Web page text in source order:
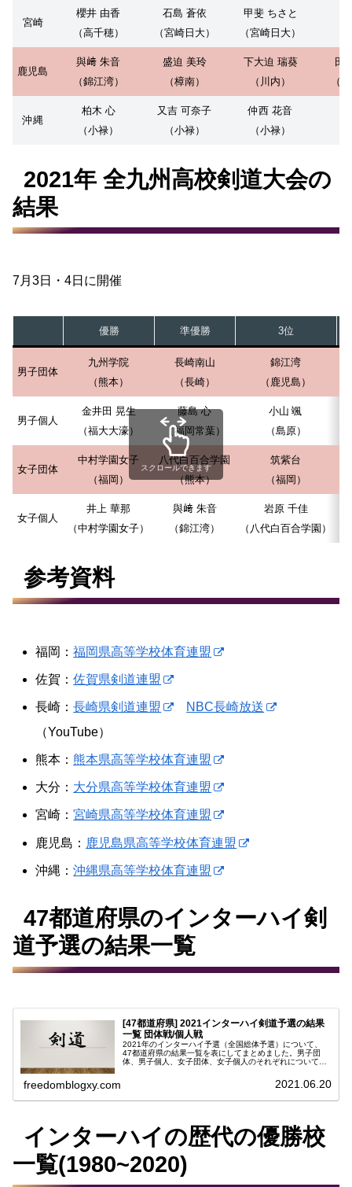
宮崎
櫻井 由香
（高千穂）
石島 蒼依
（宮崎日大）
甲斐 ちさと
（宮崎日大）
鹿児島
與﨑 朱音
（錦江湾）
盛迫 美玲
（樟南）
下大迫 瑞葵
（川内）
田
（
沖縄
柏木 心
（小禄）
又吉 可奈子
（小禄）
仲西 花音
（小禄）
2021年 全九州高校剣道大会の
結果
7月3日・4日に開催
優勝 準優勝 3位
男子団体
九州学院
（熊本）
長崎南山
（長崎）
錦江湾
（鹿児島）
男子個人
金井田 晃生
（福大大濠）
藤島 心
（福岡常葉）
小山 颯
（島原）
女子団体
中村学園女子
（福岡）
八代白百合学園
（熊本）
筑紫台
（福岡）
女子個人
井上 華那
（中村学園女子）
與﨑 朱音
（錦江湾）
岩原 千佳
（八代白百合学園）
スクロールできます
参考資料
福岡：福岡県高等学校体育連盟
佐賀：佐賀県剣道連盟
長崎：長崎県剣道連盟
NBC長崎放送
（YouTube）
熊本：熊本県高等学校体育連盟
大分： 大分県高等学校体育連盟
宮崎：宮崎県高等学校体育連盟
鹿児島： 鹿児島県高等学校体育連盟
沖縄：沖縄県高等学校体育連盟
47都道府県のインターハイ剣
道予選の結果一覧
[47都道府県] 2021インターハイ剣道予選の結果
一覧 団体戦/個人戦
2021年のインターハイ予選（全国総体予選）について、
47都道府県の結果一覧を表にしてまとめました。男子団
体、男子個人、女子団体、女子個人のそれぞれについてベ
freedomblogxy.com 2021.06.20
インターハイの歴代の優勝校
一覧(1980~2020)